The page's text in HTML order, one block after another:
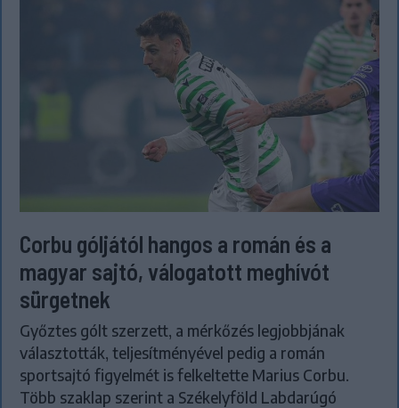
Corbu góljától hangos a román és a
magyar sajtó, válogatott meghívót
sürgetnek
Győztes gólt szerzett, a mérkőzés legjobbjának
választották, teljesítményével pedig a román
sportsajtó figyelmét is felkeltette Marius Corbu.
Több szaklap szerint a Székelyföld Labdarúgó